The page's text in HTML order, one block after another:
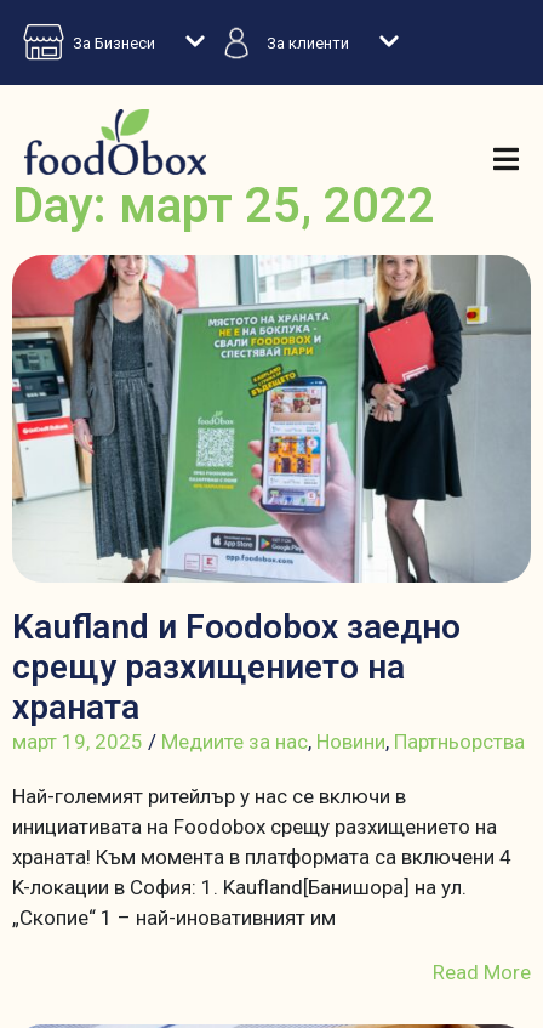
За Бизнеси За клиенти
Day: март 25, 2022
Kaufland и Foodobox заедно
срещу разхищението на
храната
март 19, 2025 / Медиите за нас, Новини, Партньорства
Най-големият ритейлър у нас се включи в
инициативата на Foodobox срещу разхищението на
храната! Към момента в платформата са включени 4
K-локации в София: 1. Kaufland[Банишора] на ул.
„Скопие“ 1 – най-иновативният им
Read More